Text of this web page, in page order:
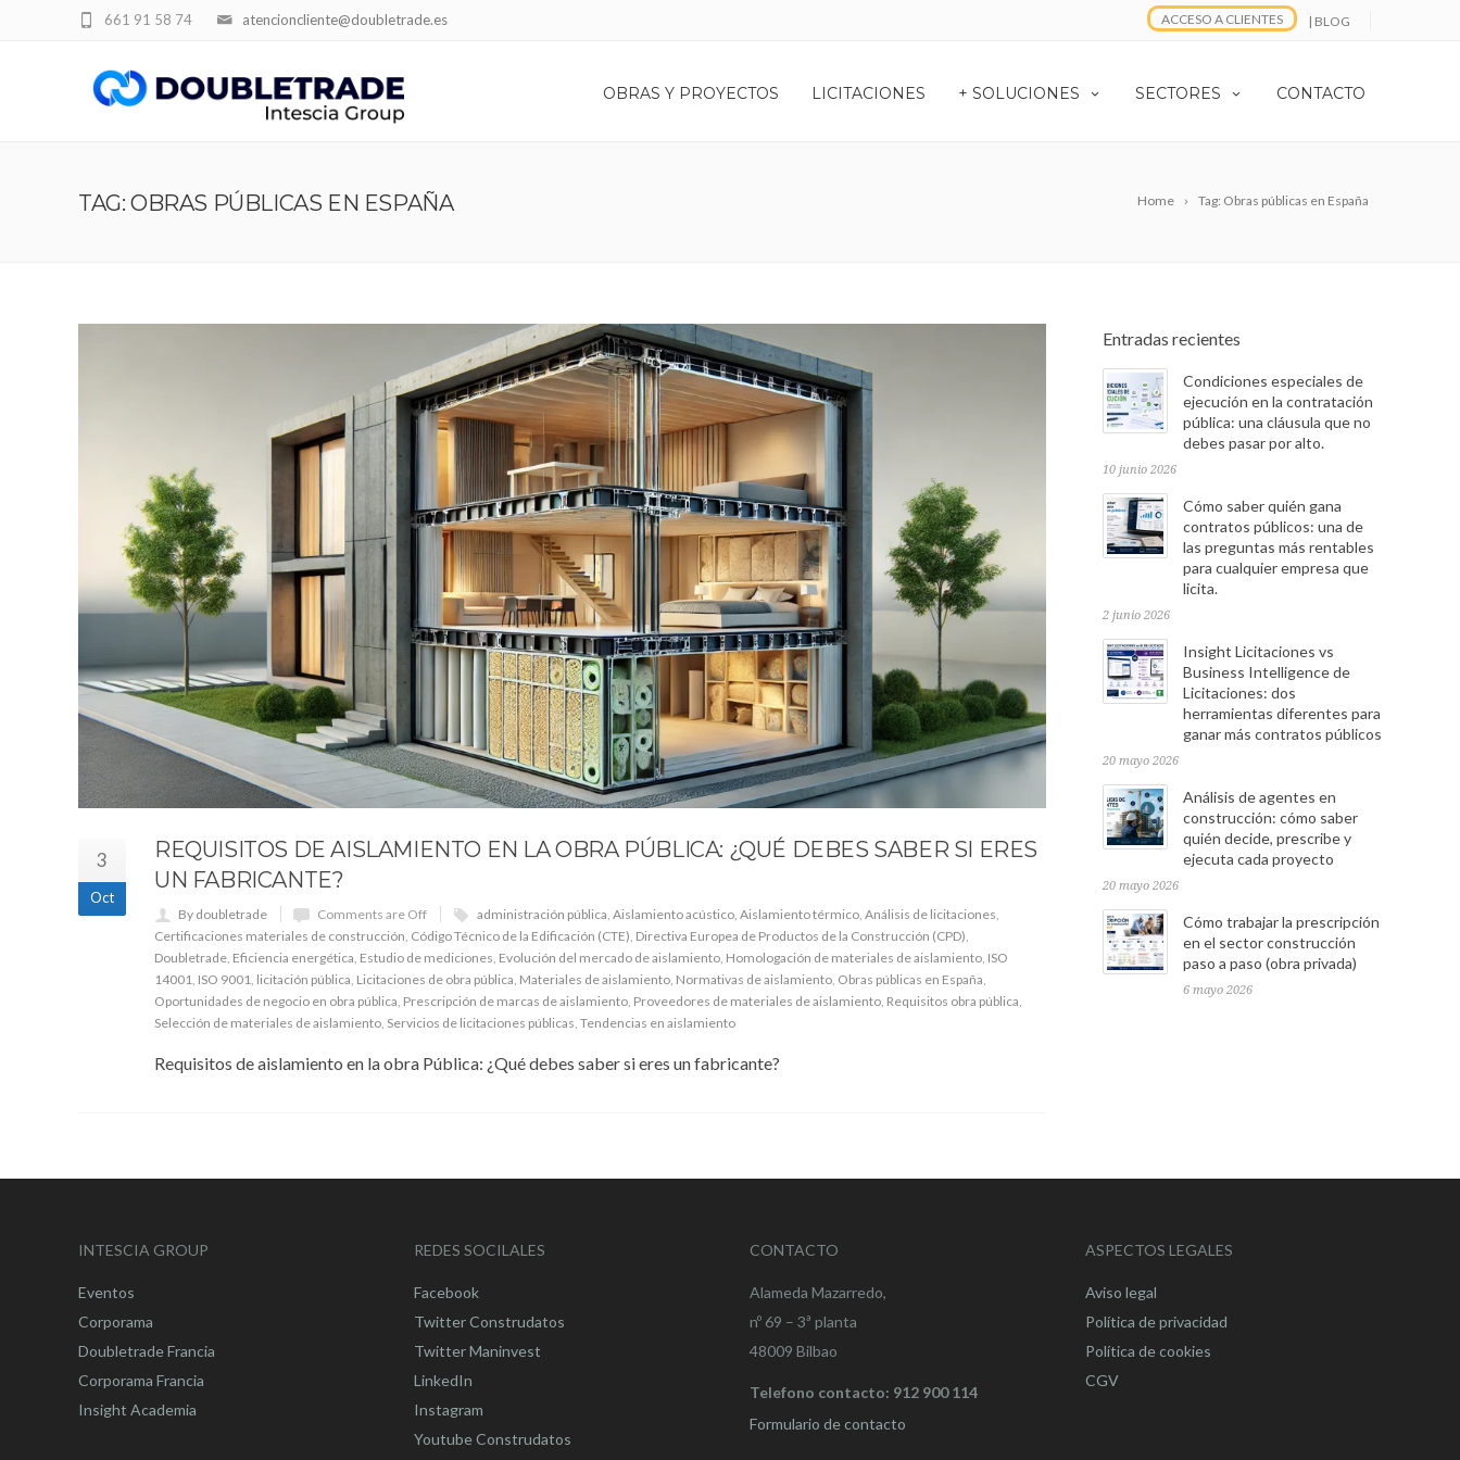
atencioncliente@doubletrade.es
661 91 58 74 ACCESO A CLIENTES | BLOG
OBRAS Y PROYECTOS LICITACIONES + SOLUCIONES SECTORES CONTACTO
Home Tag: Obras públicas en España
TAG: OBRAS PÚBLICAS EN ESPAÑA
3
Oct
REQUISITOS DE AISLAMIENTO EN LA OBRA PÚBLICA: ¿QUÉ DEBES SABER SI ERES
UN FABRICANTE?
By doubletrade Comments are Off administración pública Aislamiento acústico Aislamiento térmico Análisis de licitaciones
Certificaciones materiales de construcción Código Técnico de la Edificación (CTE) Directiva Europea de Productos de la Construcción (CPD)
Doubletrade Eficiencia energética Estudio de mediciones Evolución del mercado de aislamiento Homologación de materiales de aislamiento ISO
14001 ISO 9001 licitación pública Licitaciones de obra pública Materiales de aislamiento Normativas de aislamiento Obras públicas en España
Oportunidades de negocio en obra pública Prescripción de marcas de aislamiento Proveedores de materiales de aislamiento Requisitos obra pública
Selección de materiales de aislamiento Servicios de licitaciones públicas Tendencias en aislamiento
Requisitos de aislamiento en la obra Pública: ¿Qué debes saber si eres un fabricante?
Entradas recientes
Condiciones especiales de
ejecución en la contratación
pública: una cláusula que no
debes pasar por alto.
10 junio 2026
Cómo saber quién gana
contratos públicos: una de
las preguntas más rentables
para cualquier empresa que
licita.
2 junio 2026
Insight Licitaciones vs
Business Intelligence de
Licitaciones: dos
herramientas diferentes para
ganar más contratos públicos
20 mayo 2026
Análisis de agentes en
construcción: cómo saber
quién decide, prescribe y
ejecuta cada proyecto
20 mayo 2026
Cómo trabajar la prescripción
en el sector construcción
paso a paso (obra privada)
6 mayo 2026
INTESCIA GROUP
Eventos
Corporama
Doubletrade Francia
Corporama Francia
Insight Academia
REDES SOCILALES
Facebook
Twitter Construdatos
Twitter Maninvest
LinkedIn
Instagram
Youtube Construdatos
CONTACTO
Alameda Mazarredo,
nº 69 – 3ª planta
48009 Bilbao
Telefono contacto: 912 900 114
Formulario de contacto
ASPECTOS LEGALES
Aviso legal
Política de privacidad
Política de cookies
CGV